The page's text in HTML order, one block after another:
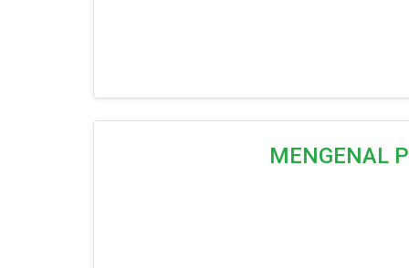
MENGENAL